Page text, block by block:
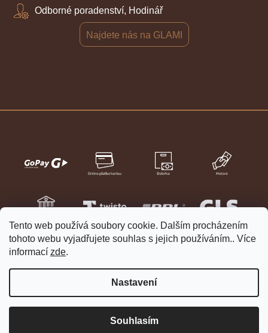
Tento web používá soubory cookie. Dalším procházením
tohoto webu vyjadřujete souhlas s jejich používáním.. Více
informací zde.
Nastavení
Souhlasím
Odborné poradenství, Hodinář
Najdete nás na GLAMI
Vytvořil Shoptet
HELVETIA hodinky a šperky